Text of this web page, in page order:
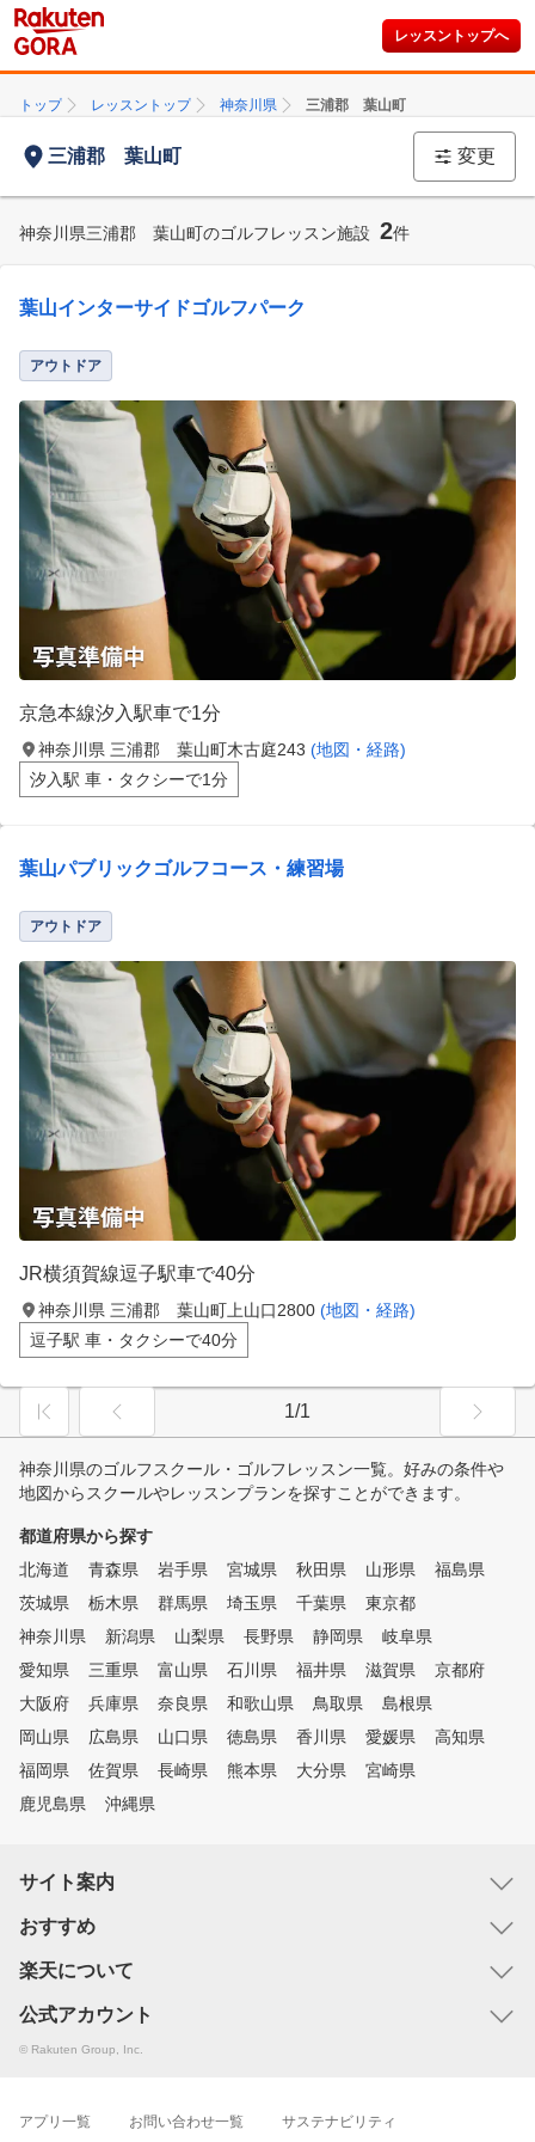
レッスントップへ
トップ レッスントップ 神奈川県 三浦郡 葉山町
三浦郡 葉山町 変更
神奈川県三浦郡 葉山町のゴルフレッスン施設 2件
葉山インターサイドゴルフパーク
アウトドア
京急本線汐入駅車で1分
神奈川県 三浦郡 葉山町木古庭243 (地図・経路)
汐入駅 車・タクシーで1分
葉山パブリックゴルフコース・練習場
アウトドア
JR横須賀線逗子駅車で40分
神奈川県 三浦郡 葉山町上山口2800 (地図・経路)
逗子駅 車・タクシーで40分
1/1
神奈川県のゴルフスクール・ゴルフレッスン一覧。好みの条件や
地図からスクールやレッスンプランを探すことができます。
都道府県から探す
北海道
青森県 岩手県 宮城県 秋田県 山形県
福島県
茨城県
栃木県 群馬県 埼玉県 千葉県
東京都
神奈川県
新潟県 山梨県 長野県 静岡県
岐阜県
愛知県
三重県 富山県 石川県 福井県 滋賀県
京都府
大阪府
兵庫県 奈良県 和歌山県 鳥取県
島根県
岡山県
広島県 山口県 徳島県 香川県 愛媛県
高知県
福岡県
佐賀県 長崎県 熊本県 大分県
宮崎県
鹿児島県
沖縄県
サイト案内
おすすめ
楽天について
公式アカウント
© Rakuten Group, Inc.
アプリ一覧 お問い合わせ一覧 サステナビリティ